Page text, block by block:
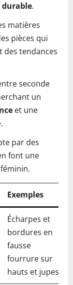
durable.
matières
pièces qui
des tendances
seconde
un
et une
par des
font une
Exemples
Écharpes et
bordures en
fausse
fourrure sur
hauts et jupes